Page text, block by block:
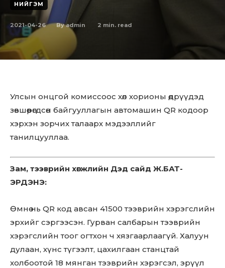
НИЙГЭМ
2021-04-26 By admin 2 min. read
Улсын онцгой комиссоос хөл хорионы өдрүүдэд
зөвшөөрөгдсөн байгууллагын автомашин QR кодоор
хэрхэн зорчих талаарх мэдээллийг
танилцууллаа.
Зам, тээврийн хөгжлийн Дэд сайд Ж.БАТ-
ЭРДЭНЭ:
Өмнө нь QR код авсан 41500 тээврийн хэрэгслийн
эрхийг сэргээсэн. Гурван салбарын тээврийн
хэрэгслийн тоог огтхон ч хязгаарлаагүй. Халуун
дулаан, хүнс түгээлт, цахилгаан станцтай
холбоотой 18 мянган тээврийн хэрэгсэл, эрүүл